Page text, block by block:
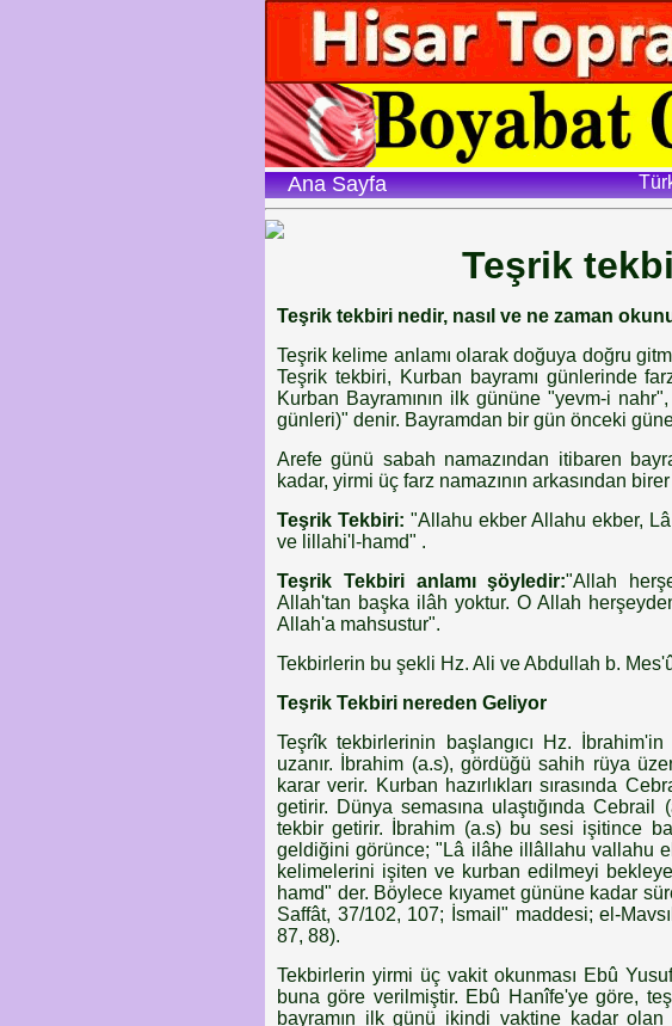
Ana Sayfa
Teşrik
Teşrik tekbiri nedir, nasıl ve ne zaman
Teşrik kelime anlamı olarak doğuya doğru
Teşrik tekbiri, Kurban bayramı günlerinde
Kurban Bayramının ilk gününe "yevm-i
günleri)" denir. Bayramdan bir gün önceki
Arefe günü sabah namazından itibaren
kadar, yirmi üç farz namazının arkasından
Teşrik Tekbiri: "Allahu ekber Allahu ekber,
ve lillahi'l-hamd" .
Teşrik Tekbiri anlamı şöyledir:"Allah
Allah'tan başka ilâh yoktur. O Allah
Allah'a mahsustur".
Tekbirlerin bu şekli Hz. Ali ve Abdullah b.
Teşrik Tekbiri nereden Geliyor
Teşrîk tekbirlerinin başlangıcı Hz.
uzanır. İbrahim (a.s), gördüğü sahih rüya
karar verir. Kurban hazırlıkları sırasında
getirir. Dünya semasına ulaştığında
tekbir getirir. İbrahim (a.s) bu sesi işitince
geldiğini görünce; "Lâ ilâhe illâllahu vallahu
kelimelerini işiten ve kurban edilmeyi
hamd" der. Böylece kıyamet gününe kadar
Saffât, 37/102, 107; İsmail" maddesi; el-
87, 88).
Tekbirlerin yirmi üç vakit okunması Ebû
buna göre verilmiştir. Ebû Hanîfe'ye göre,
bayramın ilk günü ikindi vaktine kadar olan